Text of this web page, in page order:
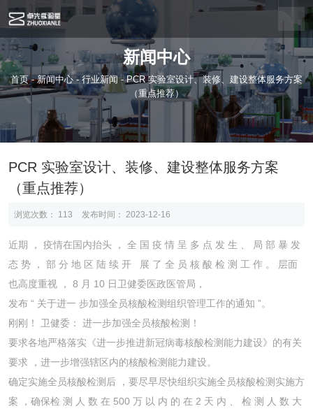
新闻中心
首页-新闻中心 -行业新闻 -PCR 实验室设计、装修、建设整体服务方案
（重点推荐）
PCR 实验室设计、装修、建设整体服务方案
（重点推荐）
浏览次数： 113 发布时间： 2023-12-16
近期 ， 疫情在国内抬头 ， 全 国 疫 情 呈 多 点 发 生 、 局 部 暴 发
态 势 ， 部 分 地 区 陆 续 开 展 了 全 员 核 酸 检 测 工 作 。 层面
也高度重视 ， 8 月 10 日卫健委医政医管局，
发布 “ 关于进一 步加强全员核酸检测组织管理工作的通知 ”。
刚刚！ 卫健委： 进一步加强全员核酸检测！
要求各地严格落实《进一步推进新冠病毒核酸检测能力建设》的有关
要求 ，进一步增强辖区内的核酸检测能力建设。
确定实施全员核酸检测后 ，要尽早尽快组织实施全员核酸检测实施方
案 ，确保检 测 人 数 在 500 万 以 内 的 在 2 天 内 、 检 测 人 数 大